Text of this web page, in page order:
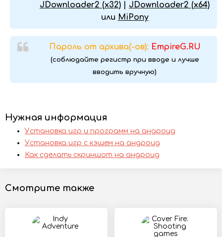
JDownloader2 (x32)
JDownloader2 (x64)
или MiPony
Пароль от архива(-ов): EmpireG.RU
(соблюдайте регистр при вводе и лучше
вводить вручную)
Нужная информация
Установка игр и программ на андроид
Установка игр с кэшем на андроид
Как сделать скриншот на андроид
Смотрите также